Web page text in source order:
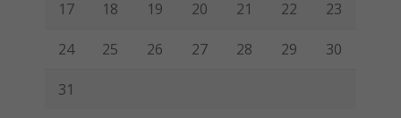
17 18 19 20 21 22 23
24 25 26 27 28 29 30
31